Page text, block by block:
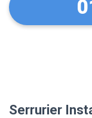
Serrurier